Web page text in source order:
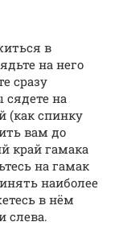
в
на него
сразу
сядете на
(как спинку
вам до
край гамака
на гамак
наиболее
в нём
слева.